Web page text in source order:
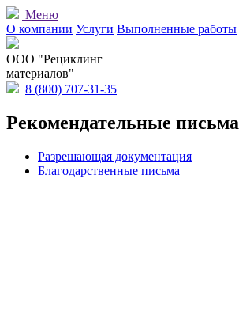
Меню
О компании Услуги Выполненные работы
OOO "Рециклинг
материалов"
8 (800) 707-31-35
Рекомендательные письма
Разрешающая документация
Благодарственные письма